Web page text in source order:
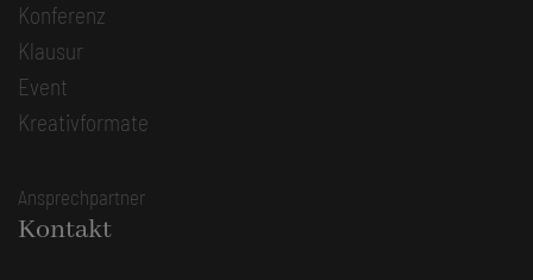
Konferenz
Klausur
Event
Kreativformate
Ansprechpartner
Kontakt